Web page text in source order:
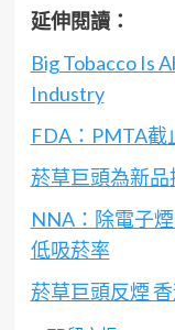
延伸閱讀：
Big Tobacco Is
Industry
FDA：PMTA截
菸草巨頭為新
NNA：除電子
低吸菸率
菸草巨頭反煙